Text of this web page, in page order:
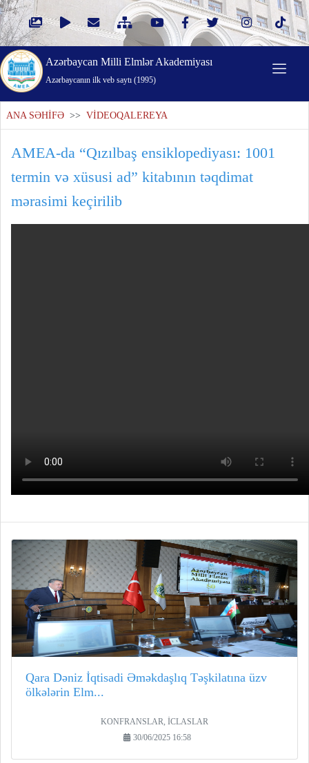
Azərbaycan Milli Elmlər Akademiyası
Azərbaycanın ilk veb saytı (1995)
ANA SƏHİFƏ >> VİDEOQALEREYA
AMEA-da “Qızılbaş ensiklopediyası: 1001
termin və xüsusi ad” kitabının təqdimat
mərasimi keçirilib
Qara Dəniz İqtisadi Əməkdaşlıq Təşkilatına üzv
ölkələrin Elm...
KONFRANSLAR, İCLASLAR
30/06/2025 16:58